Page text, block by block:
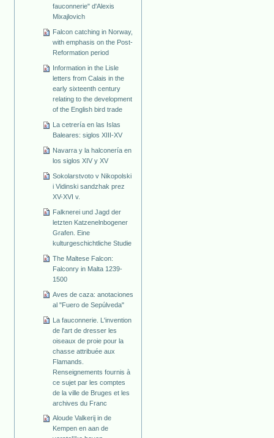
fauconnerie" d'Alexis
Mixajlovich
Falcon catching in Norway,
with emphasis on the Post-
Reformation period
Information in the Lisle
letters from Calais in the
early sixteenth century
relating to the development
of the English bird trade
La cetrería en las Islas
Baleares: siglos XIII-XV
Navarra y la halconería en
los siglos XIV y XV
Sokolarstvoto v Nikopolski
i Vidinski sandzhak prez
XV-XVI v.
Falknerei und Jagd der
letzten Katzenelnbogener
Grafen. Eine
kulturgeschichtliche Studie
The Maltese Falcon:
Falconry in Malta 1239-
1500
Aves de caza: anotaciones
al "Fuero de Sepúlveda"
La fauconnerie. L'invention
de l'art de dresser les
oiseaux de proie pour la
chasse attribuée aux
Flamands.
Renseignements fournis à
ce sujet par les comptes
de la ville de Bruges et les
archives du Franc
Aloude Valkerij in de
Kempen en aan de